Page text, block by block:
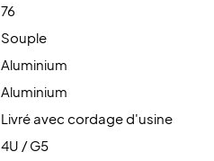
76
Souple
Aluminium
Aluminium
Livré avec cordage d'usine
4U / G5